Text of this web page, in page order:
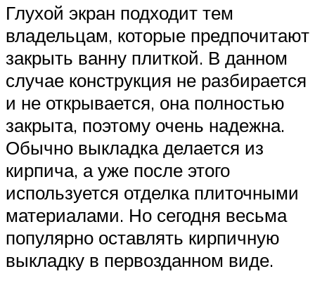
Глухой экран подходит тем
владельцам, которые предпочитают
закрыть ванну плиткой. В данном
случае конструкция не разбирается
и не открывается, она полностью
закрыта, поэтому очень надежна.
Обычно выкладка делается из
кирпича, а уже после этого
используется отделка плиточными
материалами. Но сегодня весьма
популярно оставлять кирпичную
выкладку в первозданном виде.